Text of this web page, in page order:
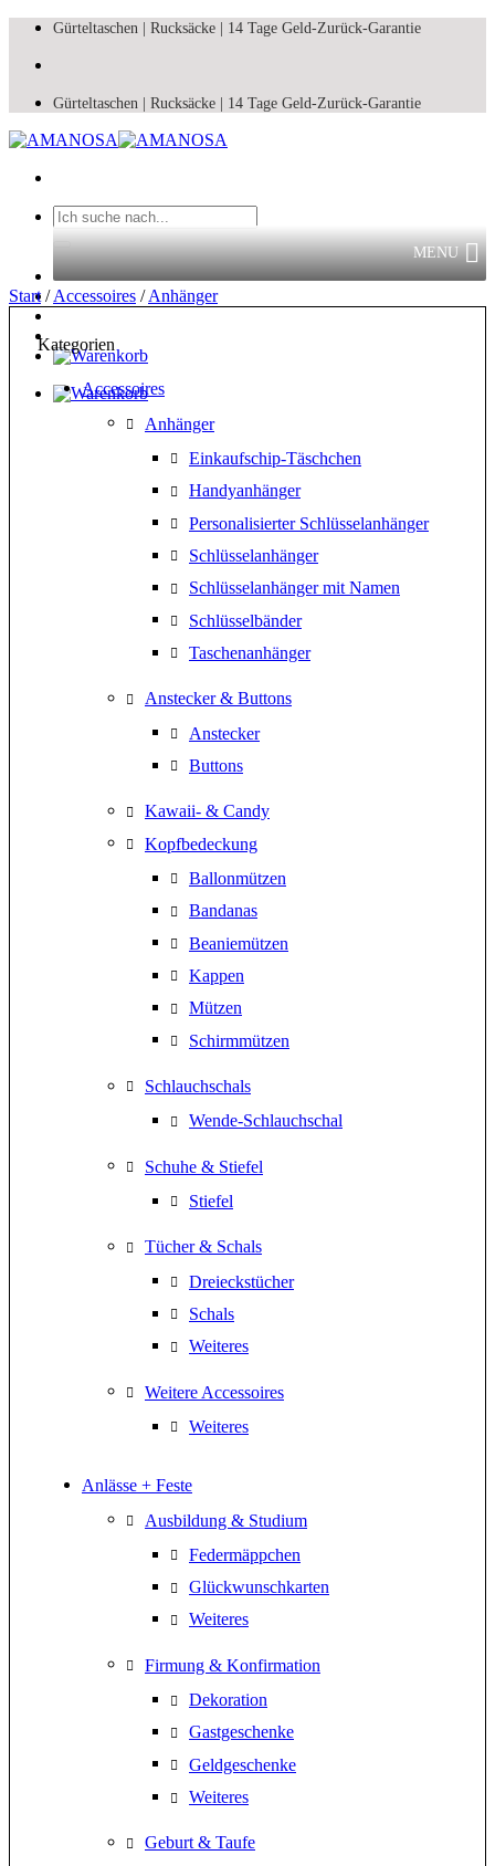
Zum
springen
Gürteltaschen | Rucksäcke | 14 Tage Geld-Zurück-Garantie
Gürteltaschen | Rucksäcke | 14 Tage Geld-Zurück-Garantie
Suchen
nach:
MENU
Start / Accessoires / Anhänger
Kategorien
Accessoires
Anhänger
Einkaufschip-Täschchen
Handyanhänger
Personalisierter Schlüsselanhänger
Schlüsselanhänger
Schlüsselanhänger mit Namen
Schlüsselbänder
Taschenanhänger
Anstecker & Buttons
Anstecker
Buttons
Kawaii- & Candy
Kopfbedeckung
Ballonmützen
Bandanas
Beaniemützen
Kappen
Mützen
Schirmmützen
Schlauchschals
Wende-Schlauchschal
Schuhe & Stiefel
Stiefel
Tücher & Schals
Dreieckstücher
Schals
Weiteres
Weitere Accessoires
Weiteres
Anlässe + Feste
Ausbildung & Studium
Federmäppchen
Glückwunschkarten
Weiteres
Firmung & Konfirmation
Dekoration
Gastgeschenke
Geldgeschenke
Weiteres
Geburt & Taufe